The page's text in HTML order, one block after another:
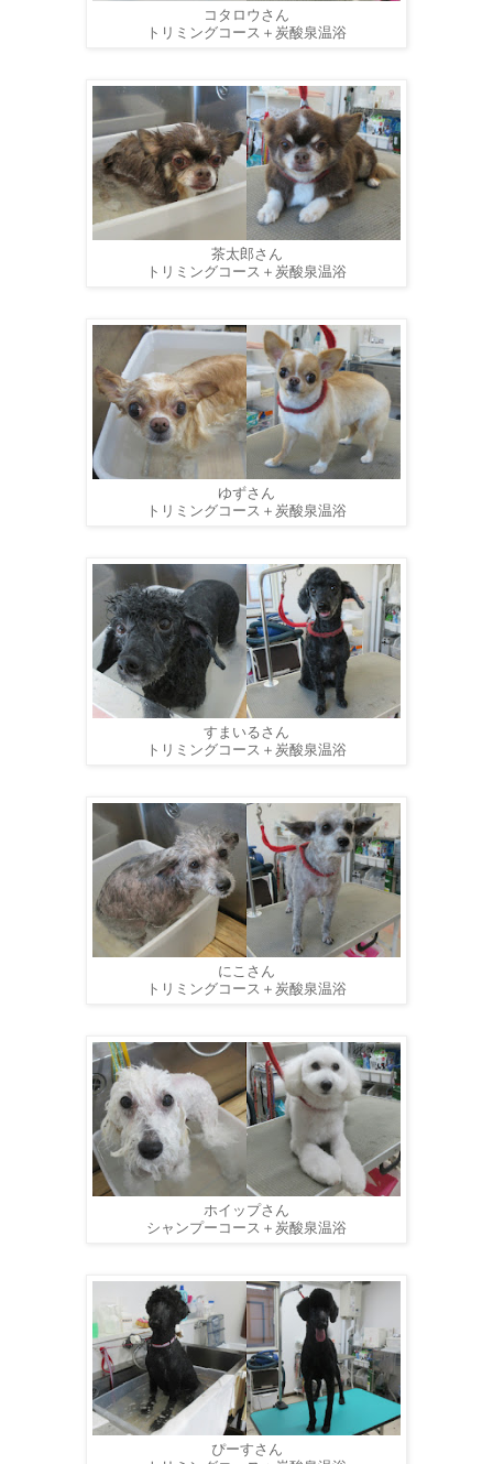
コタロウさん
トリミングコース＋炭酸泉温浴
茶太郎さん
トリミングコース＋炭酸泉温浴
ゆずさん
トリミングコース＋炭酸泉温浴
すまいるさん
トリミングコース＋炭酸泉温浴
にこさん
トリミングコース＋炭酸泉温浴
ホイップさん
シャンプーコース＋炭酸泉温浴
ぴーすさん